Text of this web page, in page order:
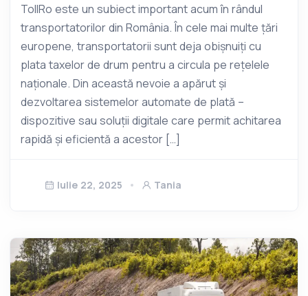
TollRo este un subiect important acum în rândul
transportatorilor din România. În cele mai multe țări
europene, transportatorii sunt deja obișnuiți cu
plata taxelor de drum pentru a circula pe rețelele
naționale. Din această nevoie a apărut și
dezvoltarea sistemelor automate de plată –
dispozitive sau soluții digitale care permit achitarea
rapidă și eficientă a acestor […]
Iulie 22, 2025 Tania